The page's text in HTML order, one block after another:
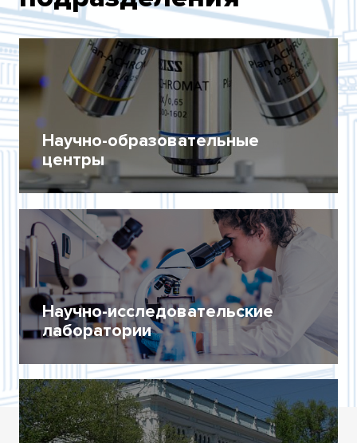
Научно-образовательные
центры
Научно-исследовательские
лаборатории